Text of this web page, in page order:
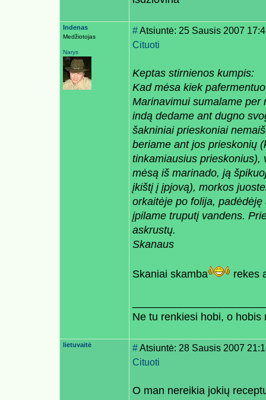
Indenas
Medžiotojas
Narys
#Atsiuntė: 25 Sausis 2007
Cituoti
Keptas stirnienos kumpis:
Kad mėsa kiek
Marinavimui sumalame per
indą dedame ant dugno
šakniniai prieskoniai
beriame ant jos prieskonių
tinkamiausius prieskonius),
mėsą iš marinado, ją
įkištį į įpjovą), morkos
orkaitėje po folija,
įpilame truputį vandens.
askrustų.
Skanaus
Skaniai skamba rekes
Ne tu renkiesi hobi, o hobis
lietuvaitė #Atsiuntė: 28 Sausis 2007
Cituoti
O man nereikia jokių